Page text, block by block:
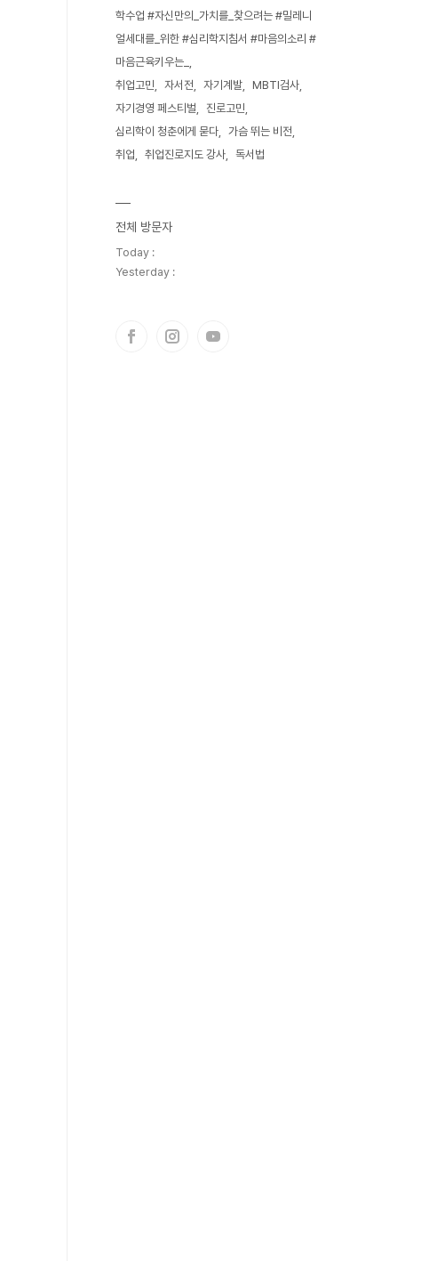
학수업 #자신만의_가치를_찾으려는 #밀레니
얼세대를_위한 #심리학지침서 #마음의소리 #
마음근육키우는_
취업고민
자서전 자기계발
MBTI검사
자기경영 페스티벌
진로고민
심리학이 청춘에게 묻다
가슴 뛰는 비전
취업
취업진로지도 강사 독서법
전체 방문자
Today :
Yesterday :